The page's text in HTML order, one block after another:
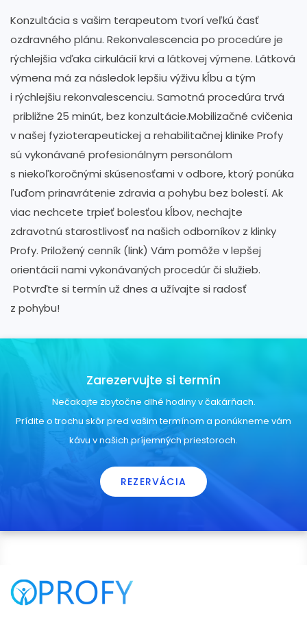
Konzultácia s vašim terapeutom tvorí veľkú časť
ozdravného plánu. Rekonvalescencia po procedúre je
rýchlejšia vďaka cirkulácií krvi a látkovej výmene. Látková
výmena má za následok lepšiu výživu kĺbu a tým
i rýchlejšiu rekonvalescenciu. Samotná procedúra trvá
približne 25 minút, bez konzultácie.Mobilizačné cvičenia
v našej fyzioterapeutickej a rehabilitačnej klinike Profy
sú vykonávané profesionálnym personálom
s niekoľkoročnými skúsenosťami v odbore, ktorý ponúka
ľuďom prinavrátenie zdravia a pohybu bez bolestí. Ak
viac nechcete trpieť bolesťou kĺbov, nechajte
zdravotnú starostlivosť na našich odborníkov z klinky
Profy. Priložený cenník (link) Vám pomôže v lepšej
orientácií nami vykonávaných procedúr či služieb.
Potvrďte si termín už dnes a užívajte si radosť
z pohybu!
Zarezervujte si termín
Nečakajte zbytočne dlhé hodiny v čakárňach.
Prídite o trochu skôr pred vašim termínom a ponúkneme vám
kávu v našich príjemných priestoroch.
REZERVÁCIA